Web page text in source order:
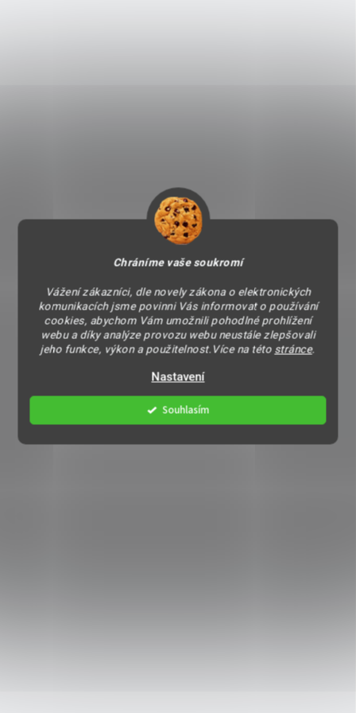
Chráníme vaše soukromí
Vážení zákazníci, dle novely zákona o elektronických
komunikacích jsme povinni Vás informovat o používání
cookies, abychom Vám umožnili pohodlné prohlížení
webu a díky analýze provozu webu neustále zlepšovali
jeho funkce, výkon a použitelnost.Více na této stránce.
Nastavení
Souhlasím